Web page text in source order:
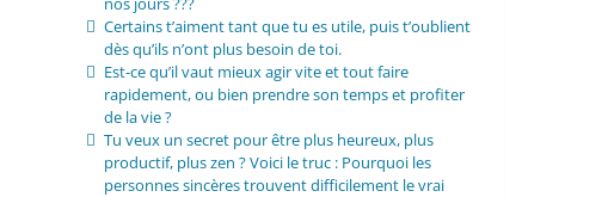
Certains t’aiment tant que tu es utile, puis t’oublient
dès qu’ils n’ont plus besoin de toi.
Est-ce qu’il vaut mieux agir vite et tout faire
rapidement, ou bien prendre son temps et profiter
de la vie ?
Tu veux un secret pour être plus heureux, plus
productif, plus zen ? Voici le truc : Pourquoi les
personnes sincères trouvent difficilement le vrai